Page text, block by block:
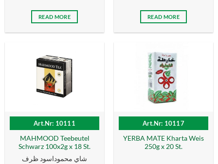
READ MORE READ MORE
Art.Nr: 10111
MAHMOOD Teebeutel
Schwarz 100x2g x 18 St.
شاي محموداسود ظرف
Art.Nr: 10117
YERBA MATE Kharta Weis
250g x 20 St.